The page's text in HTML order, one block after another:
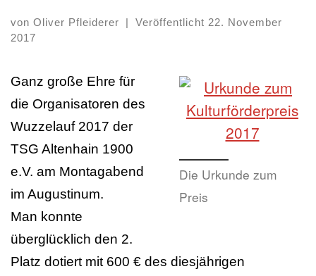
von Oliver Pfleiderer Veröffentlicht 22. November
2017
Die Urkunde zum
Preis
Ganz große Ehre für
die Organisatoren des
Wuzzelauf 2017 der
TSG Altenhain 1900
e.V. am Montagabend
im Augustinum.
Man konnte
überglücklich den 2.
Platz dotiert mit 600 € des diesjährigen